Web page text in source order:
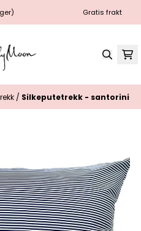
Gratis frakt
/ Silkeputetrekk - santorini